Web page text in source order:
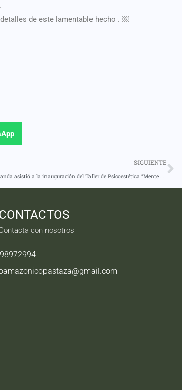
de este lamentable hecho . ￼
SIGUIENTE
André Granda asistió a la inauguración del Taller de Psicoestética “Mente y Cuerpo en Equilibrio”
con nosotros